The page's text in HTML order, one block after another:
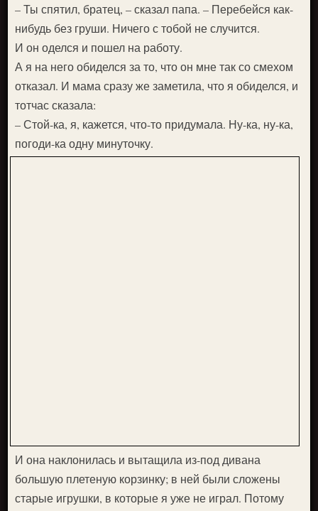
– Ты спятил, братец, – сказал папа. – Перебейся как-
нибудь без груши. Ничего с тобой не случится.
И он оделся и пошел на работу.
А я на него обиделся за то, что он мне так со смехом
отказал. И мама сразу же заметила, что я обиделся, и
тотчас сказала:
– Стой-ка, я, кажется, что-то придумала. Ну-ка, ну-ка,
погоди-ка одну минуточку.
И она наклонилась и вытащила из-под дивана
большую плетеную корзинку; в ней были сложены
старые игрушки, в которые я уже не играл. Потому